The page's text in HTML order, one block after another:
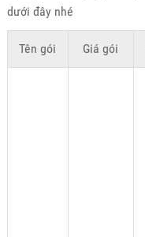
dưới đây nhé
Tên gói Giá gói